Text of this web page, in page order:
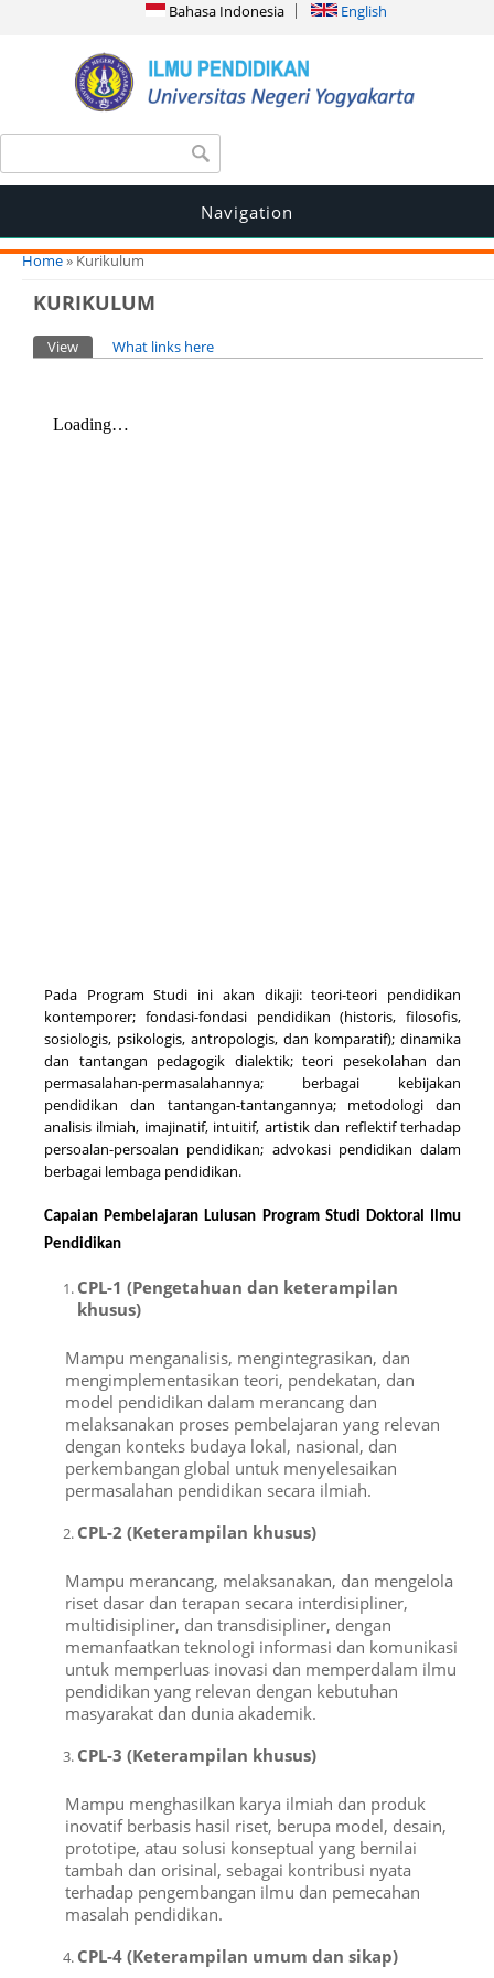
Bahasa Indonesia English
Search form
Navigation
You are here
Home» Kurikulum
KURIKULUM
Primary tabs
View (active tab)
What links here
Pada Program Studi ini akan dikaji: teori-teori pendidikan
kontemporer; fondasi-fondasi pendidikan (historis, filosofis,
sosiologis, psikologis, antropologis, dan komparatif); dinamika
dan tantangan pedagogik dialektik; teori pesekolahan dan
permasalahan-permasalahannya; berbagai kebijakan
pendidikan dan tantangan-tantangannya; metodologi dan
analisis ilmiah, imajinatif, intuitif, artistik dan reflektif terhadap
persoalan-persoalan pendidikan; advokasi pendidikan dalam
berbagai lembaga pendidikan.
Capaian Pembelajaran Lulusan Program Studi Doktoral Ilmu
Pendidikan
CPL-1 (Pengetahuan dan keterampilan
khusus)
Mampu menganalisis, mengintegrasikan, dan
mengimplementasikan teori, pendekatan, dan
model pendidikan dalam merancang dan
melaksanakan proses pembelajaran yang relevan
dengan konteks budaya lokal, nasional, dan
perkembangan global untuk menyelesaikan
permasalahan pendidikan secara ilmiah.
CPL-2 (Keterampilan khusus)
Mampu merancang, melaksanakan, dan mengelola
riset dasar dan terapan secara interdisipliner,
multidisipliner, dan transdisipliner, dengan
memanfaatkan teknologi informasi dan komunikasi
untuk memperluas inovasi dan memperdalam ilmu
pendidikan yang relevan dengan kebutuhan
masyarakat dan dunia akademik.
CPL-3 (Keterampilan khusus)
Mampu menghasilkan karya ilmiah dan produk
inovatif berbasis hasil riset, berupa model, desain,
prototipe, atau solusi konseptual yang bernilai
tambah dan orisinal, sebagai kontribusi nyata
terhadap pengembangan ilmu dan pemecahan
masalah pendidikan.
CPL-4 (Keterampilan umum dan sikap)